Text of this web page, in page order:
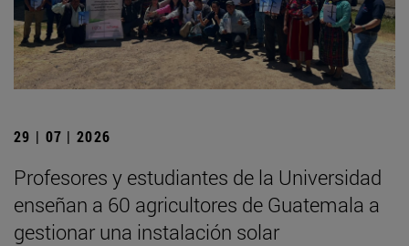
29 | 07 | 2026
Profesores y estudiantes de la Universidad
enseñan a 60 agricultores de Guatemala a
gestionar una instalación solar